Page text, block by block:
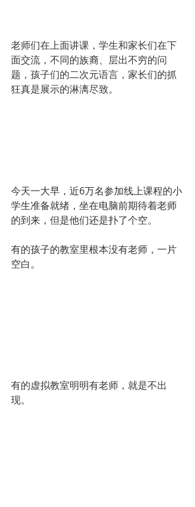
老师们在上面讲课，学生和家长们在下
面交流，不同的族裔、层出不穷的问
题，孩子们的二次元语言，家长们的抓
狂真是展示的淋漓尽致。
今天一大早，近6万名参加线上课程的小
学生准备就绪，坐在电脑前期待着老师
的到来，但是他们还是扑了个空。
有的孩子的教室里根本没有老师，一片
空白。
有的虚拟教室明明有老师，就是不出
现。